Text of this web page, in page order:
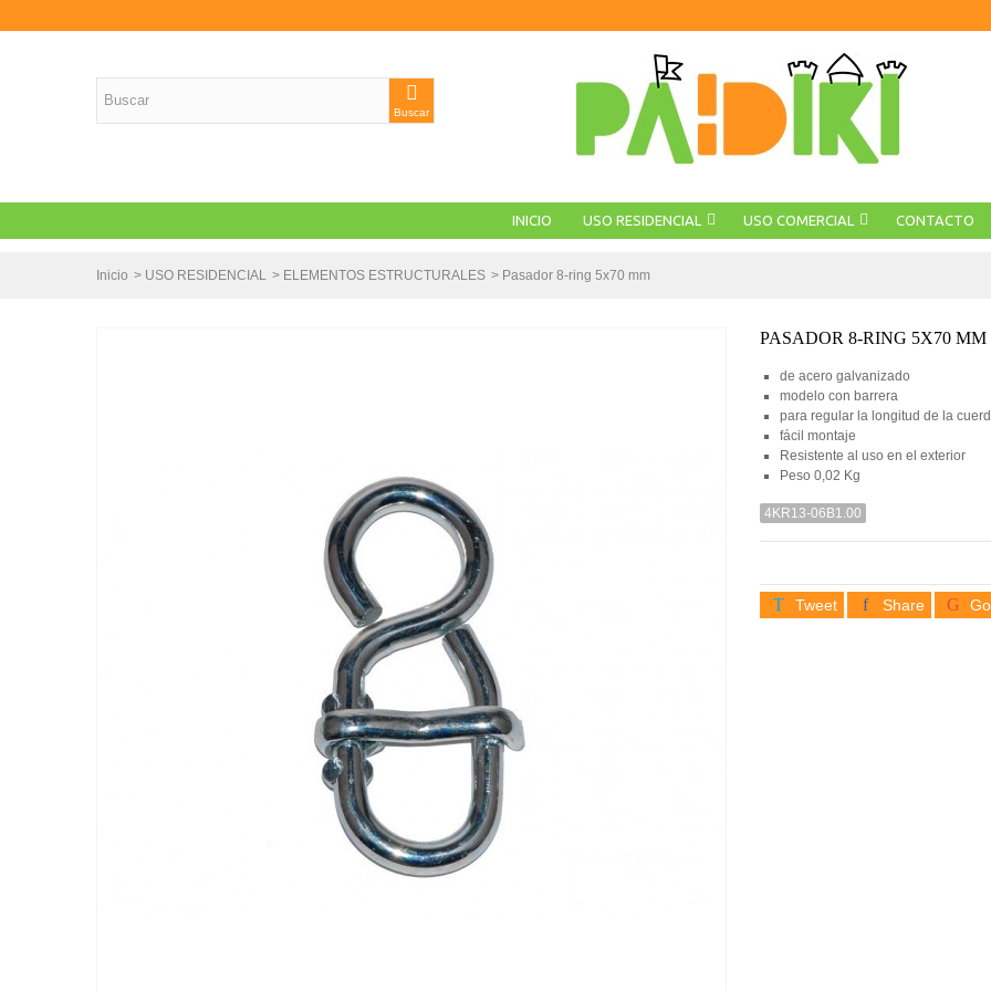
Buscar
INICIO USO RESIDENCIAL USO COMERCIAL CONTACTO
Inicio > USO RESIDENCIAL > ELEMENTOS ESTRUCTURALES > Pasador 8-ring 5x70 mm
PASADOR 8-RING 5X70 MM
de acero galvanizado
modelo con barrera
para regular la longitud de la
fácil montaje
Resistente al uso en el exterior
Peso 0,02 Kg
4KR13-06B1.00
Tweet Share